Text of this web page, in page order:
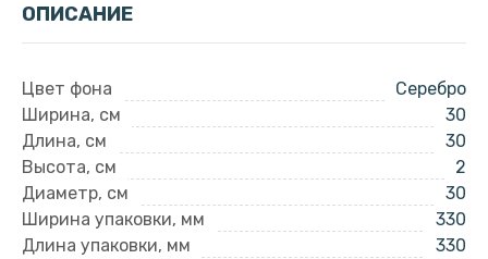
ОПИСАНИЕ
Цвет фона
Серебро
Ширина, см
30
Длина, см
30
Высота, см
2
Диаметр, см
30
Ширина упаковки, мм
330
Длина упаковки, мм
330